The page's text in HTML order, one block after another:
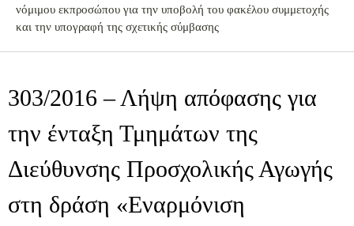
νόμιμου εκπροσώπου για την υποβολή του φακέλου συμμετοχής
και την υπογραφή της σχετικής σύμβασης
303/2016 – Λήψη απόφασης για
την ένταξη Τμημάτων της
Διεύθυνσης Προσχολικής Αγωγής
στη δράση «Εναρμόνιση